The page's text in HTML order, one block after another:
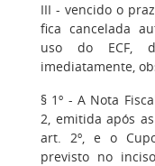
III - vencido o
fica cancelada
uso do ECF,
imediatamente,
§ 1º - A Nota
2, emitida após
art. 2º, e o
previsto no